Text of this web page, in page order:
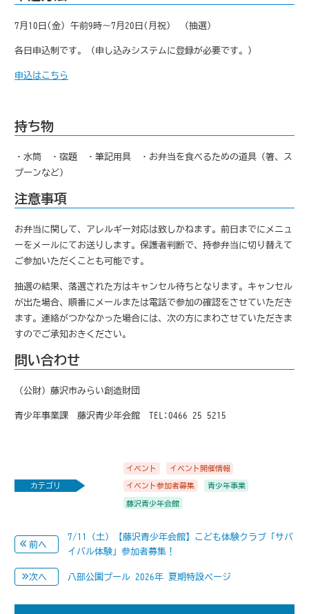
7月10日(金) 午前9時～7月20日(月祝) （抽選）
各日申込制です。（申し込みシステムに登録が必要です。）
申込はこちら
持ち物
・水筒 ・宿題 ・筆記用具 ・お弁当を食べるための道具（箸、ス
プーンなど）
注意事項
お弁当に関して、アレルギー対応は致しかねます。前日までにメニュ
ーをメールにてお送りします。保護者判断で、持参弁当に切り替えて
ご参加いただくことも可能です。
抽選の結果、落選された方はキャンセル待ちとなります。キャンセル
が出た場合、順番にメールまたは電話で参加の確認をさせていただき
ます。連絡がつかなかった場合には、次の方にまわさせていただきま
すのでご承知おきください。
問い合わせ
（公財）藤沢市みらい創造財団
青少年事業課 藤沢青少年会館 TEL:0466-25-5215
カテゴリ
イベント イベント開催情報
イベント参加者募集 青少年事業
藤沢青少年会館
前へ
7/11（土）【藤沢青少年会館】こども体験クラブ「サバ
イバル体験」参加者募集！
次へ 八部公園プール 2026年 夏期特設ページ